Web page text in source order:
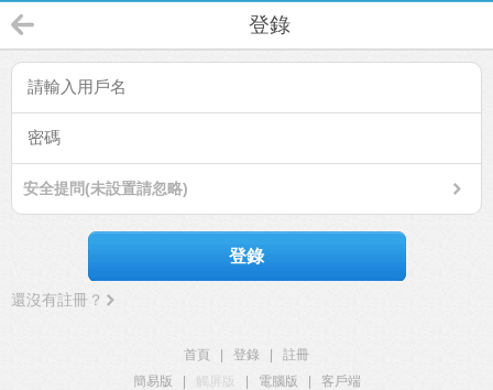
登錄
安全提問(未設置請忽略)
登錄
還沒有註冊？
首頁 登錄
註冊
簡易版
觸屏版 電腦版
客戶端